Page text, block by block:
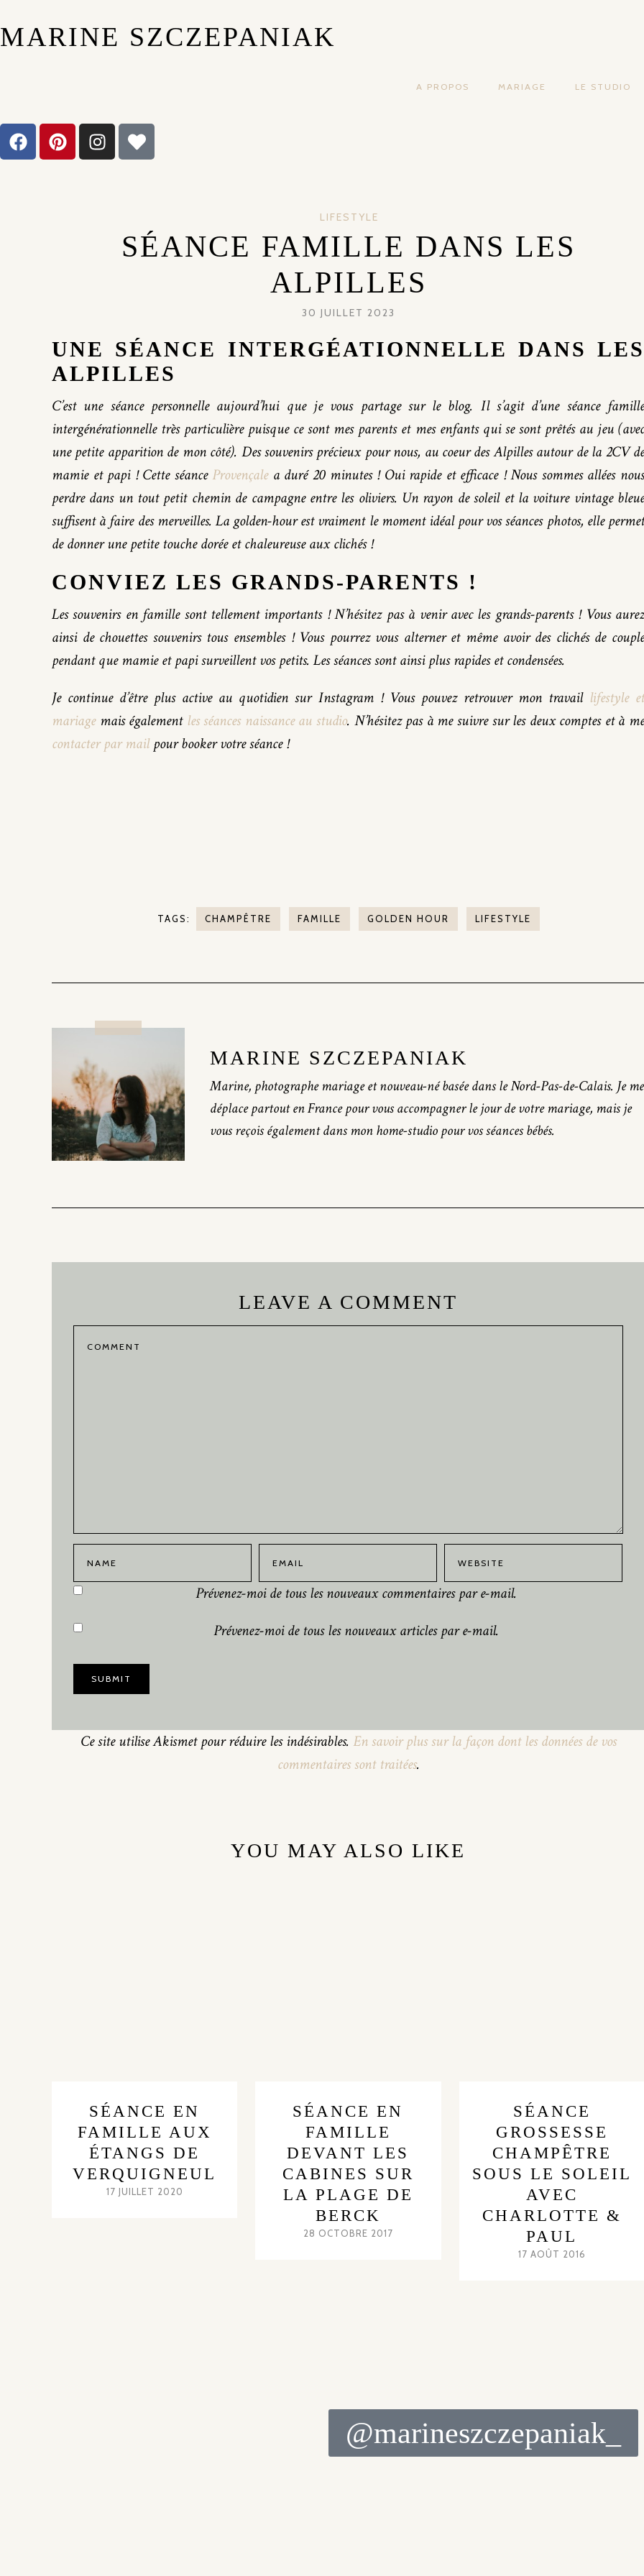
MARINE SZCZEPANIAK
A PROPOS MARIAGE LE STUDIO
LIFESTYLE
SÉANCE FAMILLE DANS LES
ALPILLES
30 JUILLET 2023
UNE SÉANCE INTERGÉATIONNELLE DANS LES
ALPILLES
C’est une séance personnelle aujourd’hui que je vous partage sur le blog. Il s’agit d’une séance famille
intergénérationnelle très particulière puisque ce sont mes parents et mes enfants qui se sont prêtés au jeu (avec
une petite apparition de mon côté). Des souvenirs précieux pour nous, au coeur des Alpilles autour de la 2CV de
mamie et papi ! Cette séance Provençalea duré 20 minutes ! Oui rapide et efficace ! Nous sommes allées
perdre dans un tout petit chemin de campagne entre les oliviers. Un rayon de soleil et la voiture vintage bleue
suffisent à faire des merveilles. La golden-hour est vraiment le moment idéal pour vos séances photos, elle permet
de donner une petite touche dorée et chaleureuse aux clichés !
CONVIEZ LES GRANDS-PARENTS !
Les souvenirs en famille sont tellement importants ! N’hésitez pas à venir avec les grands-parents ! Vous aurez
ainsi de chouettes souvenirs tous ensembles ! Vous pourrez vous alterner et même avoir des clichés de couple
pendant que mamie et papi surveillent vos petits. Les séances sont ainsi plus rapides et condensées.
Je continue d’être plus active au quotidien sur Instagram ! Vous pouvez retrouver mon travail lifestyle et
mariagemais également les séances naissance au studio. N’hésitez pas à me suivre sur les deux comptes et à
contacter par mailpour booker votre séance !
TAGS: CHAMPÊTRE FAMILLE GOLDEN HOUR LIFESTYLE
MARINE SZCZEPANIAK
Marine, photographe mariage et nouveau-né basée dans le Nord-Pas-de-Calais. Je me
déplace partout en France pour vous accompagner le jour de votre mariage, mais je
vous reçois également dans mon home-studio pour vos séances bébés.
LEAVE A COMMENT
Prévenez-moi de tous les nouveaux commentaires par e-mail.
Prévenez-moi de tous les nouveaux articles par e-mail.
Ce site utilise Akismet pour réduire les indésirables. En savoir plus sur la façon dont les données de vos
commentaires sont traitées.
YOU MAY ALSO LIKE
SÉANCE EN
FAMILLE AUX
ÉTANGS DE
VERQUIGNEUL
17 JUILLET 2020
SÉANCE EN
FAMILLE
DEVANT LES
CABINES SUR
LA PLAGE DE
BERCK
28 OCTOBRE 2017
SÉANCE
GROSSESSE
CHAMPÊTRE
SOUS LE SOLEIL
AVEC
CHARLOTTE &
PAUL
17 AOÛT 2016
@marineszczepaniak_